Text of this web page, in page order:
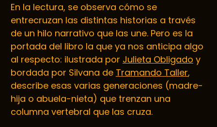
En la lectura, se observa cómo se
entrecruzan las distintas historias a través
de un hilo narrativo que las une. Pero es la
portada del libro la que ya nos anticipa algo
al respecto: ilustrada por Julieta Obligado y
bordada por Silvana de Tramando Taller,
describe esas varias generaciones (madre-
hija o abuela-nieta) que trenzan una
columna vertebral que las cruza.